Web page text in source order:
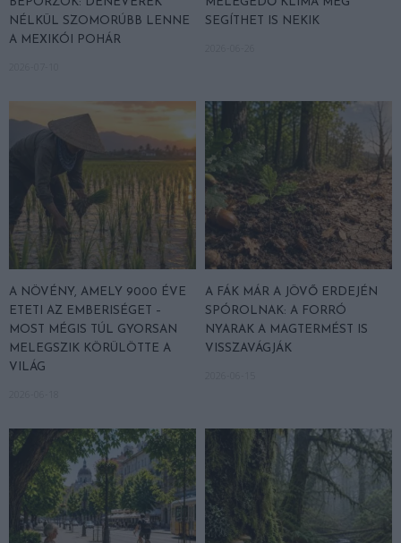
NÉLKÜL SZOMORÚBB LENNE
A MEXIKÓI POHÁR
SEGÍTHET IS NEKIK
A NÖVÉNY, AMELY 9000 ÉVE
ETETI AZ EMBERISÉGET –
MOST MÉGIS TÚL GYORSAN
MELEGSZIK KÖRÜLÖTTE A
VILÁG
A FÁK MÁR A JÖVŐ ERDEJÉN
SPÓROLNAK: A FORRÓ
NYARAK A MAGTERMÉST IS
VISSZAVÁGJÁK